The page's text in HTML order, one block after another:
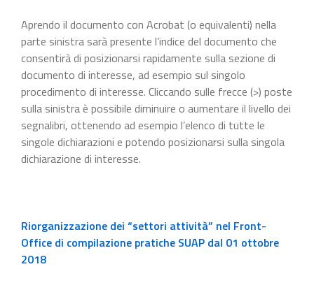
Aprendo il documento con Acrobat (o equivalenti) nella
parte sinistra sarà presente l’indice del documento che
consentirà di posizionarsi rapidamente sulla sezione di
documento di interesse, ad esempio sul singolo
procedimento di interesse. Cliccando sulle frecce (>) poste
sulla sinistra è possibile diminuire o aumentare il livello dei
segnalibri, ottenendo ad esempio l’elenco di tutte le
singole dichiarazioni e potendo posizionarsi sulla singola
dichiarazione di interesse.
Riorganizzazione dei “settori attività” nel Front-
Office di compilazione pratiche SUAP dal 01 ottobre
2018